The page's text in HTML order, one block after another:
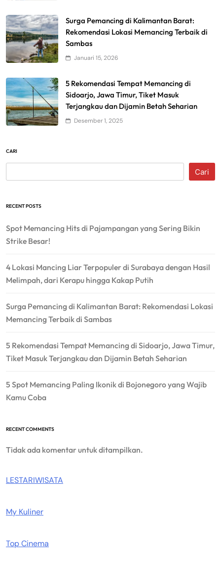
Surga Pemancing di Kalimantan Barat:
Rekomendasi Lokasi Memancing Terbaik di
Sambas
Januari 15, 2026
5 Rekomendasi Tempat Memancing di
Sidoarjo, Jawa Timur, Tiket Masuk
Terjangkau dan Dijamin Betah Seharian
Desember 1, 2025
CARI
Cari
RECENT POSTS
Spot Memancing Hits di Pajampangan yang Sering Bikin
Strike Besar!
4 Lokasi Mancing Liar Terpopuler di Surabaya dengan Hasil
Melimpah, dari Kerapu hingga Kakap Putih
Surga Pemancing di Kalimantan Barat: Rekomendasi Lokasi
Memancing Terbaik di Sambas
5 Rekomendasi Tempat Memancing di Sidoarjo, Jawa Timur,
Tiket Masuk Terjangkau dan Dijamin Betah Seharian
5 Spot Memancing Paling Ikonik di Bojonegoro yang Wajib
Kamu Coba
RECENT COMMENTS
Tidak ada komentar untuk ditampilkan.
LESTARIWISATA
My Kuliner
Top Cinema